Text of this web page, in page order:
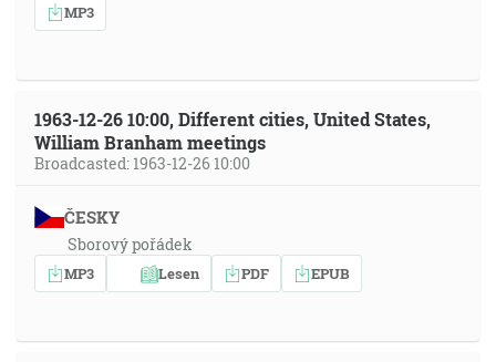
MP3
1963-12-26 10:00, Different cities, United States,
William Branham meetings
Broadcasted: 1963-12-26 10:00
ČESKY
Sborový pořádek
MP3 Lesen PDF EPUB